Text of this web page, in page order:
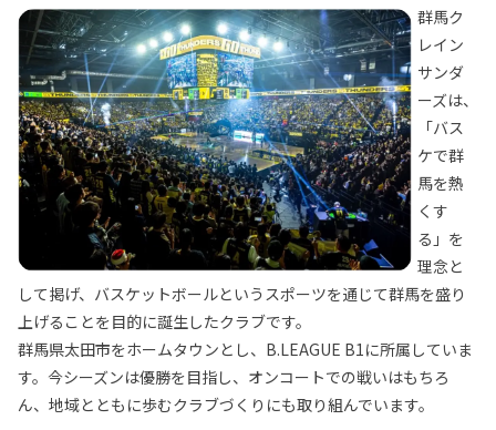
群馬ク
レイン
サンダ
ーズは、
「バス
ケで群
馬を熱
くす
る」を
理念と
して掲げ、バスケットボールというスポーツを通じて群馬を盛り
上げることを目的に誕生したクラブです。
群馬県太田市をホームタウンとし、B.LEAGUE B1に所属していま
す。今シーズンは優勝を目指し、オンコートでの戦いはもちろ
ん、地域とともに歩むクラブづくりにも取り組んでいます。